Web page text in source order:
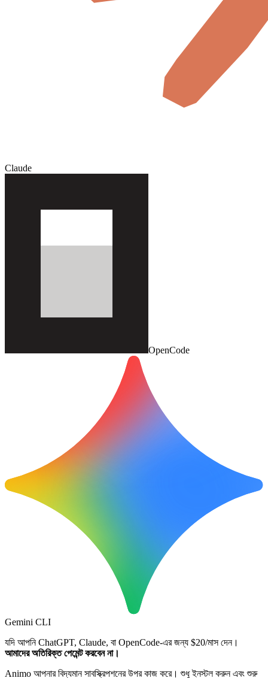
Claude
OpenCode
Gemini CLI
যদি আপনি ChatGPT, Claude, বা OpenCode-এর জন্য $20/মাস দেন।
আমাদের অতিরিক্ত পেমেন্ট করবেন না।
Animo আপনার বিদ্যমান সাবস্ক্রিপশনের উপর কাজ করে। শুধু ইনস্টল করুন এবং শুরু